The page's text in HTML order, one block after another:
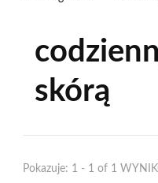
skórą
Pokazuje: 1 - 1 of 1